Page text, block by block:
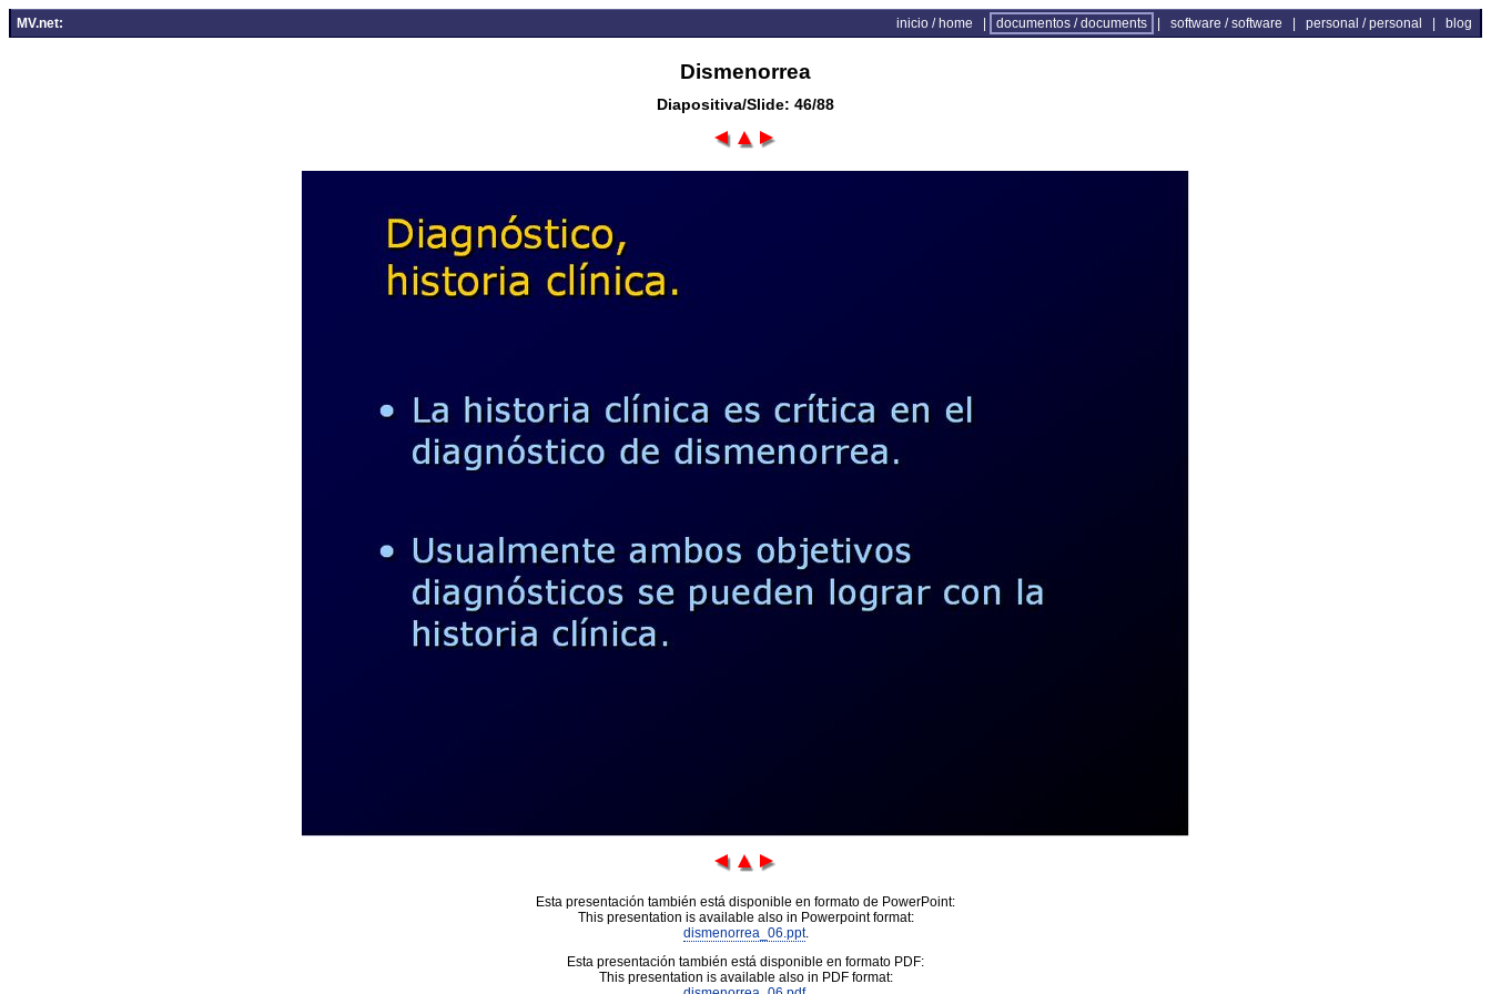
MV.net: inicio / home documentos / documents software / software personal / personal blog
Dismenorrea
Diapositiva/Slide: 46/88
Esta presentación también está disponible en formato de PowerPoint:
This presentation is available also in Powerpoint format:
dismenorrea_06.ppt.
Esta presentación también está disponible en formato PDF:
This presentation is available also in PDF format: